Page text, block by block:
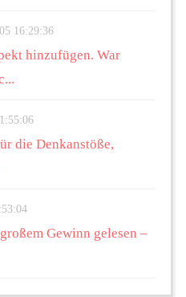
16:29:36
hinzufügen. War
die Denkanstöße,
Gewinn gelesen –